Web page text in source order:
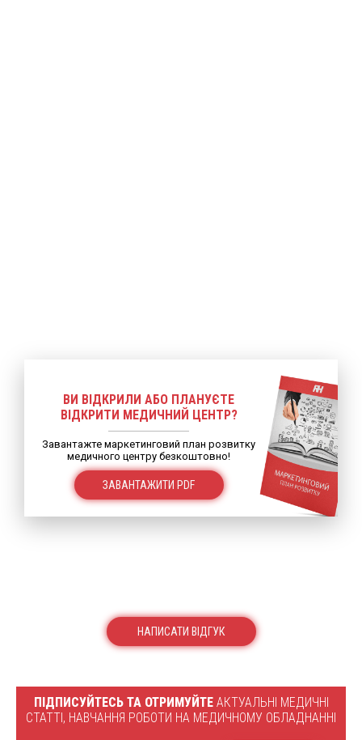
ВИ ВІДКРИЛИ АБО ПЛАНУЄТЕ
ВІДКРИТИ МЕДИЧНИЙ ЦЕНТР?
Завантажте маркетинговий план розвитку
медичного центру безкоштовно!
ЗАВАНТАЖИТИ PDF
НАПИСАТИ ВІДГУК
ПІДПИСУЙТЕСЬ ТА ОТРИМУЙТЕАКТУАЛЬНІ МЕДИЧНІ
СТАТТІ, НАВЧАННЯ РОБОТИ НА МЕДИЧНОМУ ОБЛАДНАННІ